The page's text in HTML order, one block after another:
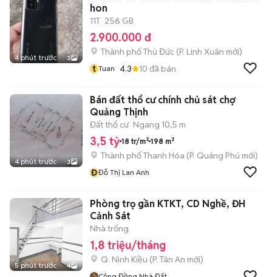
4 phút trước 3
hon
11T 256 GB
2.900.000 đ
Thành phố Thủ Đức (P. Linh Xuân mới)
t Tuan 4.3 10 đã bán
4 phút trước 3
Bán đất thổ cư chính chủ sát chợ
Quảng Thịnh
Đất thổ cư Ngang 10,5 m
3,5 tỷ 18 tr/m² 198 m²
Thành phố Thanh Hóa (P. Quảng Phú mới)
ĐĐỗ Thị Lan Anh
5 phút trước 4
Phòng trọ gần KTKT, CD Nghề, ĐH
Cảnh Sát
Nhà trống
1,8 triệu/tháng
Q. Ninh Kiều (P. Tân An mới)